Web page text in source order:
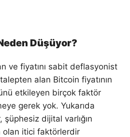
Düşüyor?
ve fiyatını sabit deflasyonist
alan Bitcoin fiyatının
etkileyen birçok faktör
gerek yok. Yukarıda
dijital varlığın
olan itici faktörlerdir